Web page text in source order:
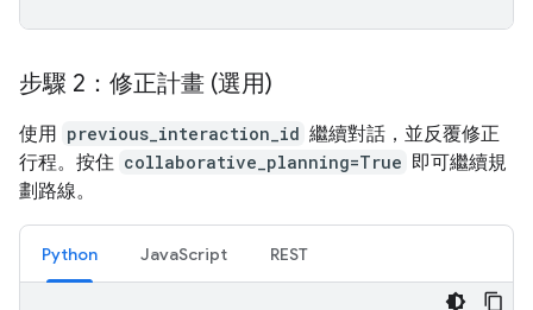
步驟 2：修正計畫 (選用)
使用 previous_interaction_id 繼續對話，並反覆修正
行程。按住 collaborative_planning=True 即可繼續規
劃路線。
Python JavaScript REST